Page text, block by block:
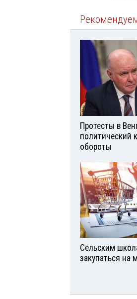
Протесты в
политический
обороты
Сельским
закупаться на